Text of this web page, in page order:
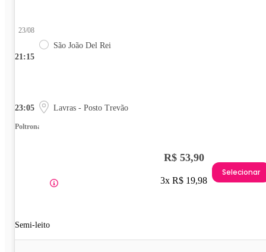
21:15
23/08
São João Del Rei
23:05 Lavras - Posto Trevão
Poltrona
Semi-leito
R$ 53,90
3x R$ 19,98
Selecionar